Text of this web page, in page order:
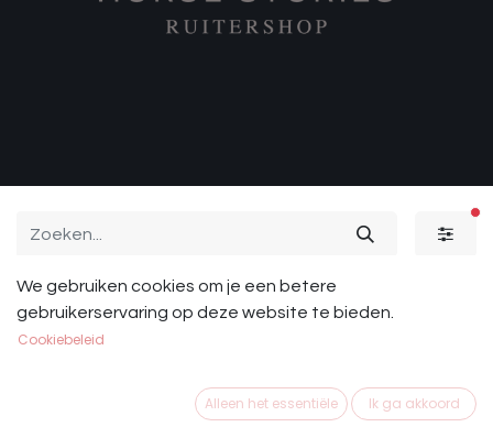
Paard Sale Ruiter
We gebruiken cookies om je een betere
gebruikerservaring op deze website te bieden.
Cookiebeleid
Alleen het essentiële Ik ga akkoord